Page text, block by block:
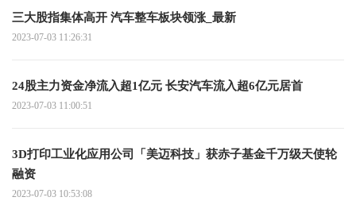
三大股指集体高开 汽车整车板块领涨_最新
2023-07-03 11:26:31
24股主力资金净流入超1亿元 长安汽车流入超6亿元居首
2023-07-03 11:00:51
3D打印工业化应用公司「美迈科技」获赤子基金千万级天使轮
融资
2023-07-03 10:53:08